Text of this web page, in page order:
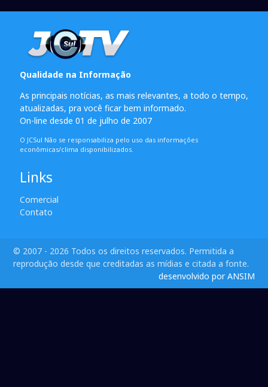
Qualidade na Informação
As principais notícias, as mais relevantes, a todo o tempo,
atualizadas, pra você ficar bem informado.
On-line desde 01 de julho de 2007
O JCSul Não se responsabiliza pelo uso das informações
econômicas/clima disponibilizados.
Links
Comercial
Contato
© 2007 - 2026 Todos os direitos reservados. Permitida a
reprodução desde que creditadas as mídias e citada a fonte.
desenvolvido por ANSIM